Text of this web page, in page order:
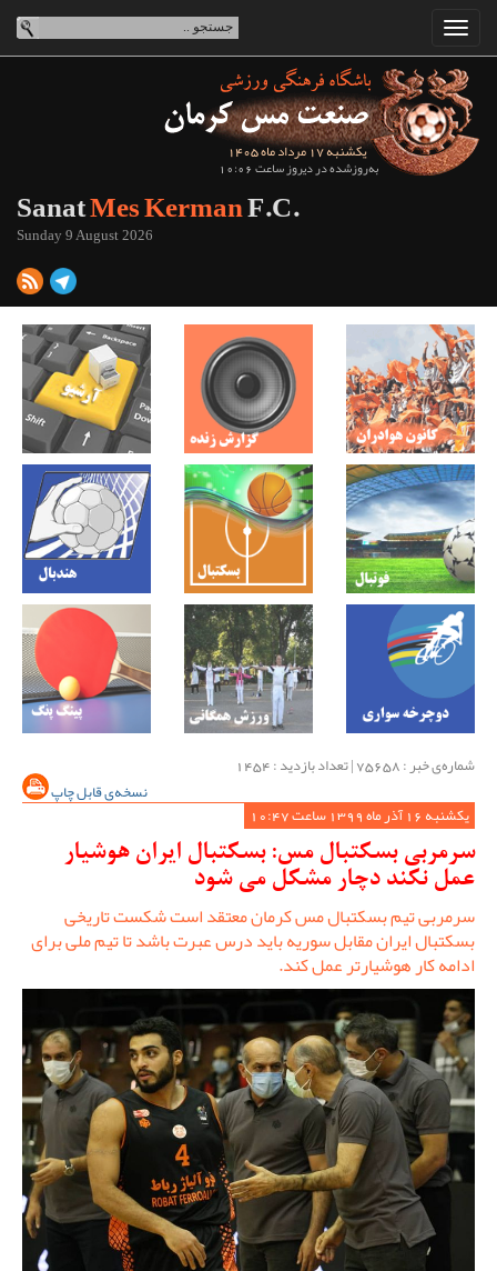
یکشنبه 17 مرداد ماه 1405
به‌روزشده در دیروز ساعت 10:06
SanatMes KermanF.C.
Sunday 9 August 2026
شماره‌ی خبر : ‌75658 | تعداد بازدید : 1454
نسخه‌ی قابل چاپ
یکشنبه 16 آذر ماه 1399 ساعت 10:47
سرمربی بسکتبال مس: بسکتبال ایران هوشیار
عمل نکند دچار مشکل می شود
سرمربی تیم بسکتبال مس کرمان معتقد است شکست تاریخی
بسکتبال ایران مقابل سوریه باید درس عبرت باشد تا تیم ملی برای
ادامه کار هوشیارتر عمل کند.